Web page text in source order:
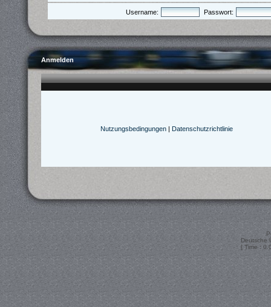
Username: Passwort:
Anmelden
Nutzungsbedingungen| Datenschutzrichtlinie
Deutsche
[ Time :